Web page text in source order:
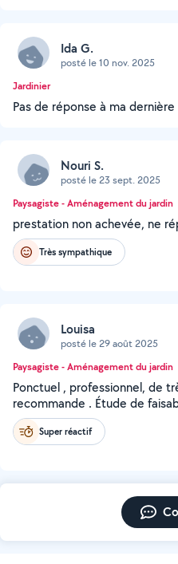
Ida G.
posté le 10 nov. 2025
Jardinier
Pas de réponse à ma
Nouri S.
posté le 23 sept. 2025
Paysagiste - Aménagement du jardin
prestation non achevée, ne
Très sympathique
Louisa
posté le 29 août 2025
Paysagiste - Aménagement du jardin
Ponctuel , professionnel, de
recommande . Étude de
Super réactif